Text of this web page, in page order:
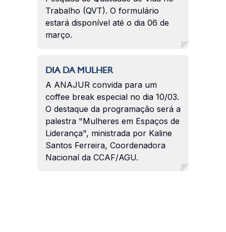
Trabalho (QVT). O formulário
estará disponível até o dia 06 de
março.
DIA DA MULHER
A ANAJUR convida para um
coffee break especial no dia 10/03.
O destaque da programação será a
palestra "Mulheres em Espaços de
Liderança", ministrada por Kaline
Santos Ferreira, Coordenadora
Nacional da CCAF/AGU.